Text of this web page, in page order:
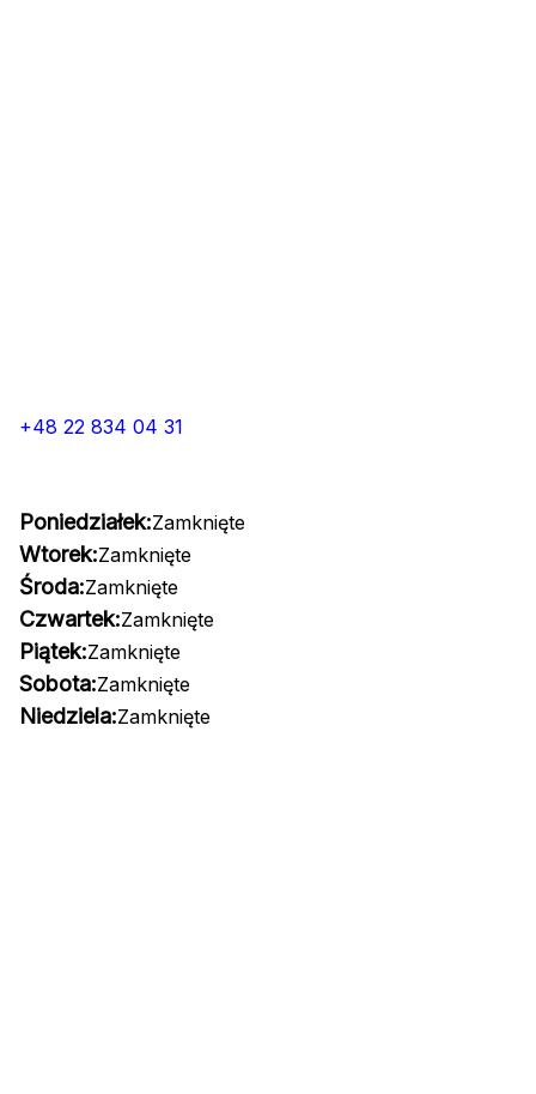
+48 22 834 04 31
Poniedziałek:Zamknięte
Wtorek:Zamknięte
Środa:Zamknięte
Czwartek:Zamknięte
Piątek:Zamknięte
Sobota:Zamknięte
Niedziela:Zamknięte